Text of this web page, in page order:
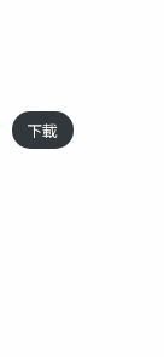
下載